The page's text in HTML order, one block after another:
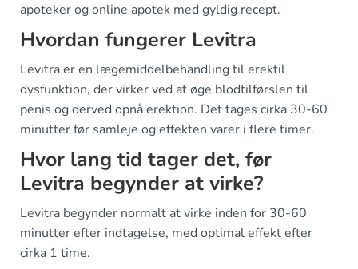
apoteker og online apotek med gyldig recept.
Hvordan fungerer Levitra
Levitra er en lægemiddelbehandling til erektil
dysfunktion, der virker ved at øge blodtilførslen til
penis og derved opnå erektion. Det tages cirka 30-60
minutter før samleje og effekten varer i flere timer.
Hvor lang tid tager det, før
Levitra begynder at virke?
Levitra begynder normalt at virke inden for 30-60
minutter efter indtagelse, med optimal effekt efter
cirka 1 time.